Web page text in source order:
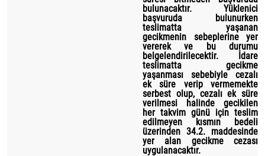
bulunacaktır. Yüklenici
başvuruda bulunurken
teslimatta yaşanan
gecikmenin sebeplerine yer
vererek ve bu durumu
belgelendirilecektir. İdare
teslimatta gecikme
yaşanması sebebiyle cezalı
ek süre verip vermemekte
serbest olup, cezalı ek süre
verilmesi halinde gecikilen
her takvim günü için teslim
edilmeyen kısmın bedeli
üzerinden 34.2. maddesinde
yer alan gecikme cezası
uygulanacaktır.